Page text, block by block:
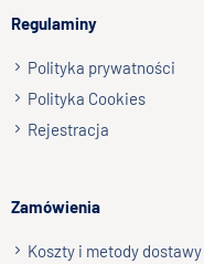
Wyślij opinię
Regulaminy
Polityka prywatności
Polityka Cookies
Rejestracja
Zamówienia
Koszty i metody dostawy